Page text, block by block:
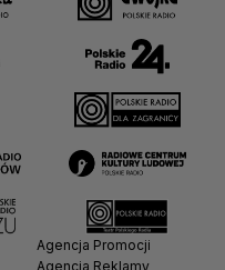
Agencja Promocji
Agencja Reklamy